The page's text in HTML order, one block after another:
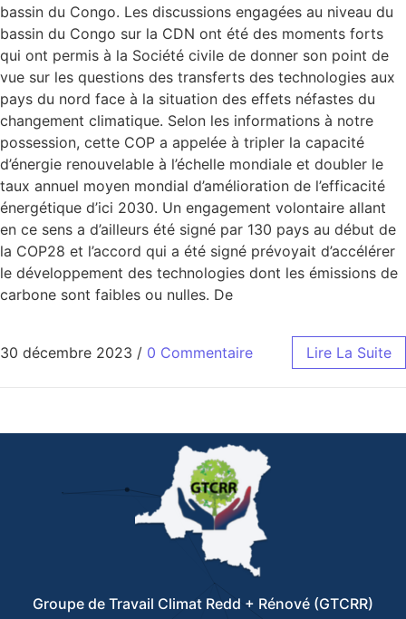
bassin du Congo. Les discussions engagées au niveau du
bassin du Congo sur la CDN ont été des moments forts
qui ont permis à la Société civile de donner son point de
vue sur les questions des transferts des technologies aux
pays du nord face à la situation des effets néfastes du
changement climatique. Selon les informations à notre
possession, cette COP a appelée à tripler la capacité
d’énergie renouvelable à l’échelle mondiale et doubler le
taux annuel moyen mondial d’amélioration de l’efficacité
énergétique d’ici 2030. Un engagement volontaire allant
en ce sens a d’ailleurs été signé par 130 pays au début de
la COP28 et l’accord qui a été signé prévoyait d’accélérer
le développement des technologies dont les émissions de
carbone sont faibles ou nulles. De
30 décembre 2023 / 0 Commentaire Lire La Suite
Groupe de Travail Climat Redd + Rénové (GTCRR)